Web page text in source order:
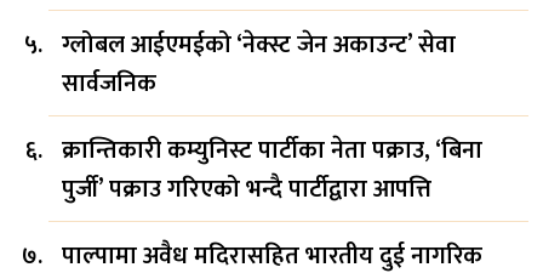
ग्लोबल आईएमईको ‘नेक्स्ट जेन अकाउन्ट’ सेवा
सार्वजनिक
क्रान्तिकारी कम्युनिस्ट पार्टीका नेता पक्राउ, ‘बिना
पुर्जी’ पक्राउ गरिएको भन्दै पार्टीद्वारा आपत्ति
पाल्पामा अवैध मदिरासहित भारतीय दुई नागरिक